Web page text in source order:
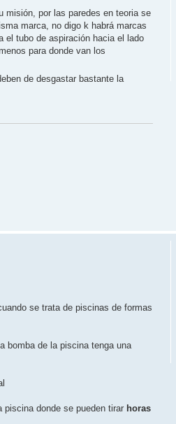
misión, por las paredes en teoria se
marca, no digo k habrá marcas
el tubo de aspiración hacia el lado
para donde van los
de desgastar bastante la
se trata de piscinas de formas
bomba de la piscina tenga una
donde se pueden tirar horas